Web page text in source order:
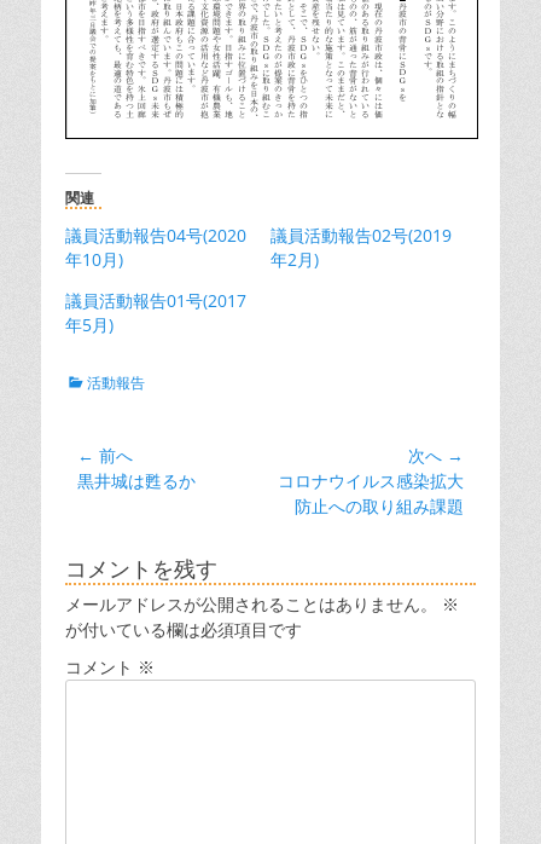
関連
議員活動報告04号(2020
年10月)
議員活動報告02号(2019
年2月)
議員活動報告01号(2017
年5月)
カ 活動報告
投
稿
ゲ
ー
シ
ョ
← 前へ
前
黒井城は甦るか
次へ →
次
コロナウイルス感染拡大
防止への取り組み課題
コメントを残す
メールアドレスが公開されることはありません。
※
が付いている欄は必須項目です
コメント ※